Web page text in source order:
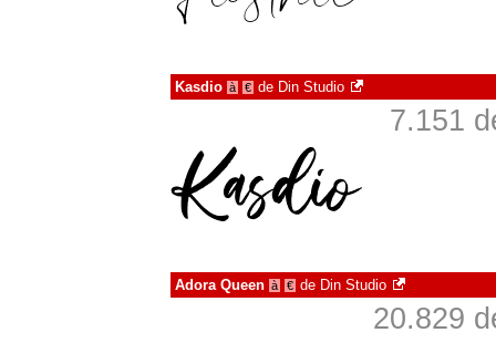
Kasdio à € de Din Studio
7.151
Adora Queen à € de Din Studio
20.829